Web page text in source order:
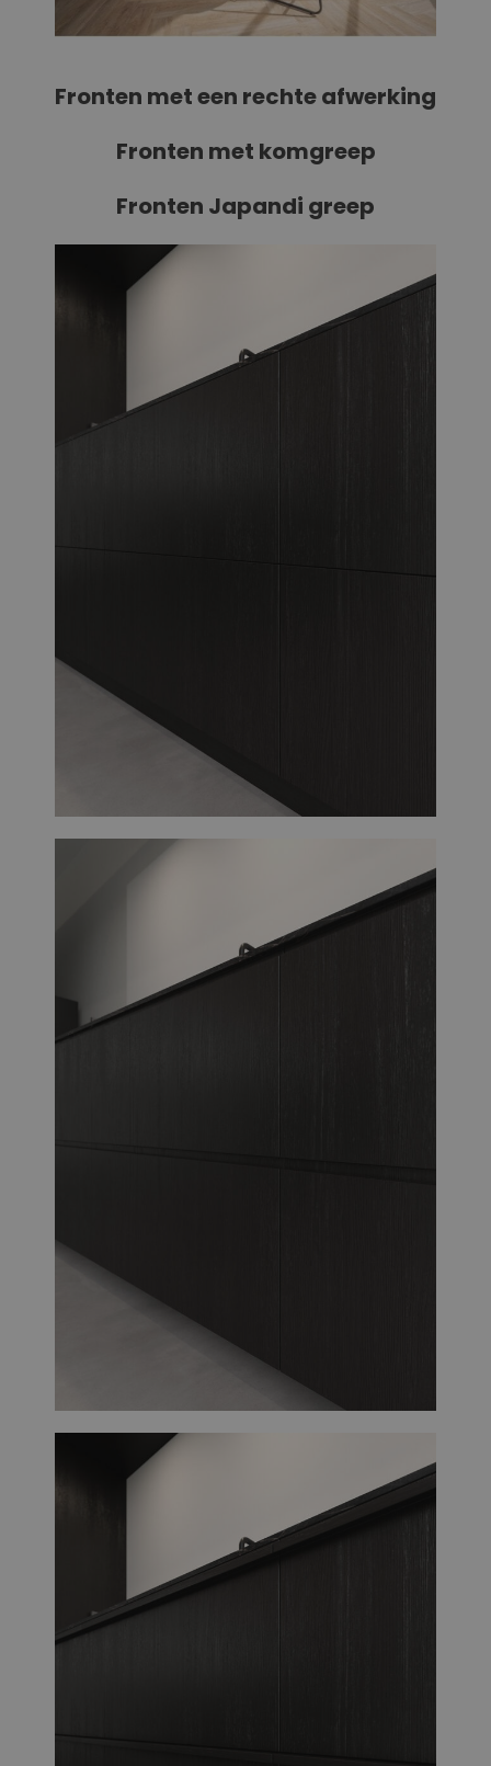
Fronten met een rechte afwerking
Fronten met komgreep
Fronten Japandi greep